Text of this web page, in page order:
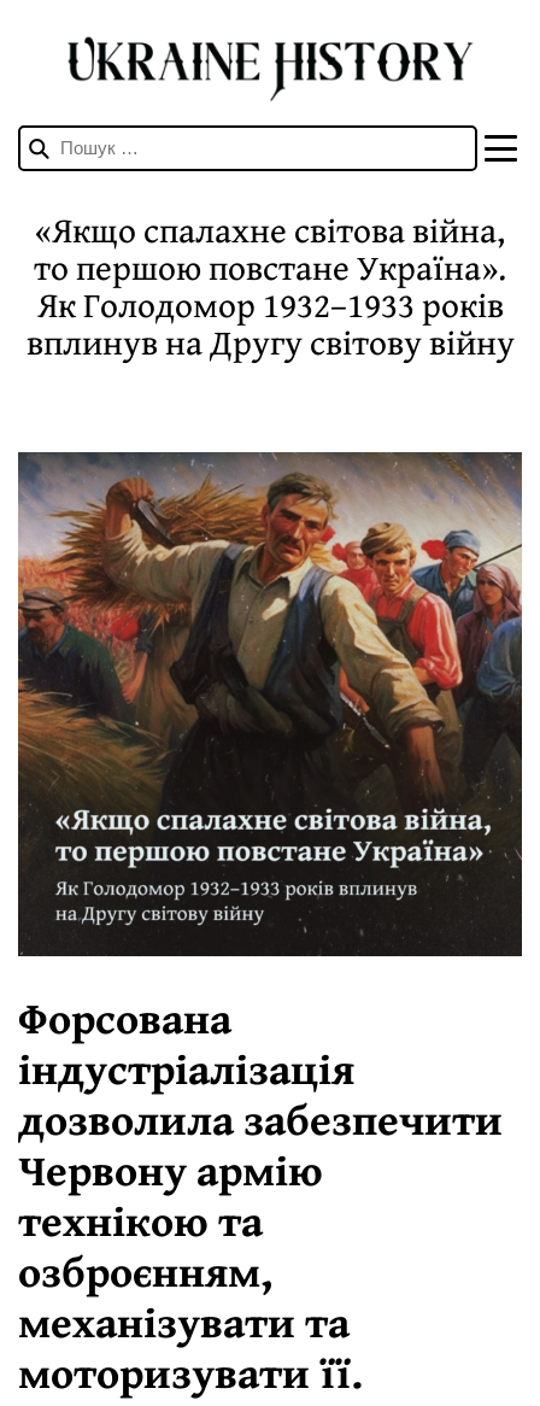
Пошук:
«Якщо спалахне світова війна,
то першою повстане Україна».
Як Голодомор 1932–1933 років
вплинув на Другу світову війну
Форсована
індустріалізація
дозволила забезпечити
Червону армію
технікою та
озброєнням,
механізувати та
моторизувати її.